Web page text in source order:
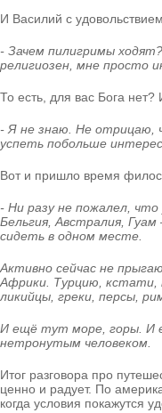
И Василий с
- Зачем пилигримы
религиозен, мне просто
То есть, для вас Бога
- Я не знаю. Не отрицаю,
успеть побольше
Вот и пришло время
- Ни разу не пожалел,
Бельгия, Австралия,
сидеть в одном месте.
Активно сейчас не
Африки. Турцию, кстати,
ликийцы, греки, персы,
И ещё тут море, горы. И
нетронутым человеком.
Итог разговора про
ценно и радует. По
когда условия покажутся